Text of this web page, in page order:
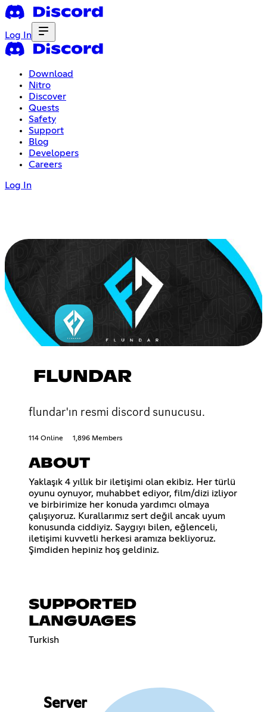
Log In
Download
Nitro
Discover
Quests
Safety
Support
Blog
Developers
Careers
Log In
FLUNDAR
flundar'ın resmi discord sunucusu.
114 Online 1,896 Members
ABOUT
Yaklaşık 4 yıllık bir iletişimi olan ekibiz. Her türlü
oyunu oynuyor, muhabbet ediyor, film/dizi izliyor
ve birbirimize her konuda yardımcı olmaya
çalışıyoruz. Kurallarımız sert değil ancak uyum
konusunda ciddiyiz. Saygıyı bilen, eğlenceli,
iletişimi kuvvetli herkesi aramıza bekliyoruz.
Şimdiden hepiniz hoş geldiniz.
SUPPORTED
LANGUAGES
Turkish
Server